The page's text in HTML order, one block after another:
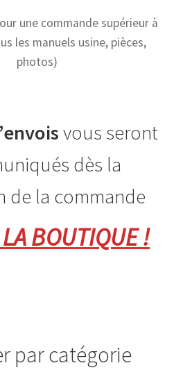
une commande supérieur à
les manuels usine, pièces,
photos)
vous seront
dès la
de la commande
BOUTIQUE !
par catégorie